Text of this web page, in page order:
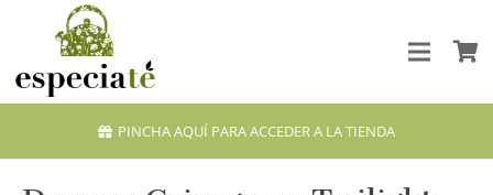
PINCHA AQUÍ PARA ACCEDER A LA TIENDA